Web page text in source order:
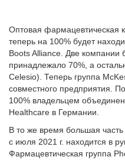
Оптовая фармацевтическая
теперь на 100% будет
Boots Alliance. Две компании
принадлежало 70%, а
Celesio). Теперь группа
совместного предприятия.
100% владельцем
Healthcare в Германии.
В то же время большая часть
с июля 2021 г. находится в
Фармацевтическая группа